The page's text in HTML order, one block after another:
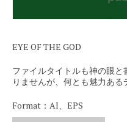
EYE OF THE GOD
ファイルタイトルも神の眼
りませんが、何とも魅力ある
Format：AI、EPS